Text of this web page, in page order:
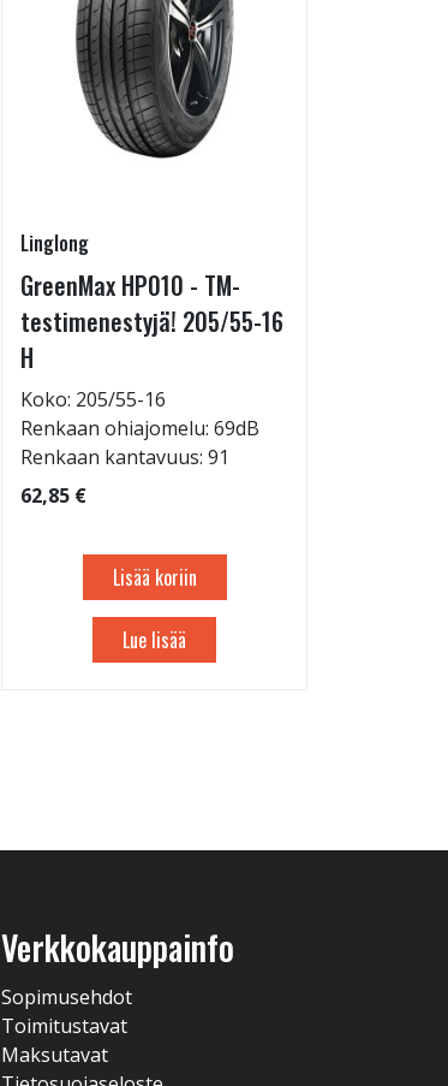
Linglong
GreenMax HP010 - TM-
testimenestyjä! 205/55-16
H
Koko: 205/55-16
Renkaan ohiajomelu: 69dB
Renkaan kantavuus: 91
62,85 €
Lisää koriin
Lue lisää
Verkkokauppainfo
Sopimusehdot
Toimitustavat
Maksutavat